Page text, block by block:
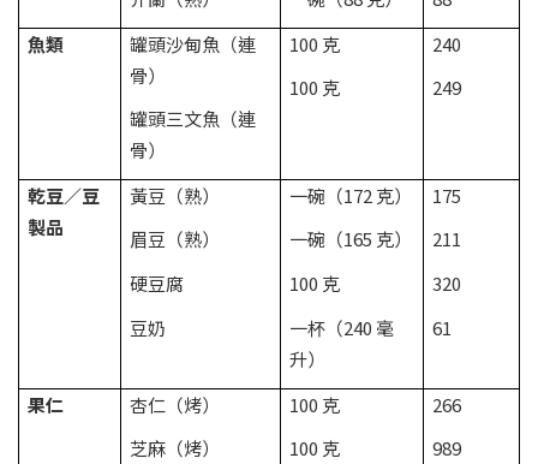
魚類
罐頭沙甸魚（連
骨）
罐頭三文魚（連
骨）
100 克
100 克
240
249
乾豆／豆
製品
黃豆（熟）
眉豆（熟）
硬豆腐
豆奶
一碗（172 克）
一碗（165 克）
100 克
一杯（240 毫
升）
175
211
320
61
果仁
杏仁（烤）
芝麻（烤）
100 克
100 克
266
989